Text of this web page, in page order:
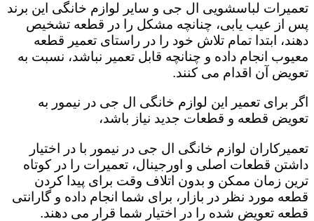
تعمیرات لباسشویی ال جی و سایر لوازم خانگی این برند
پس از عیب یابی، چنانچه مشکل را در قطعه تشخیص
دهند، ابتدا تمام تلاش خود را در راستای تعمیر قطعه
معیوب انجام داده و چنانچه قابل تعمیر نباشد، نسبت به
تعویض آن اقدام می کنند.
اگر برای تعمیر این لوازم خانگی ال جی در نیمور به
تعویض قطعه و قطعات جدید نیاز باشد،
تعمیرکاران لوازم خانگی ال جی در نیمور با در اختیار
داشتن قطعات اصلی و اورجینال، تعمیرات را در کوتاه
ترین زمان ممکن و بدون اتلاف وقت برای پیدا کردن
قطعه مورد نظر در بازار، برای شما انجام داده و گارانتی
قطعه تعویض شده را در اختیار شما قرار می دهند.